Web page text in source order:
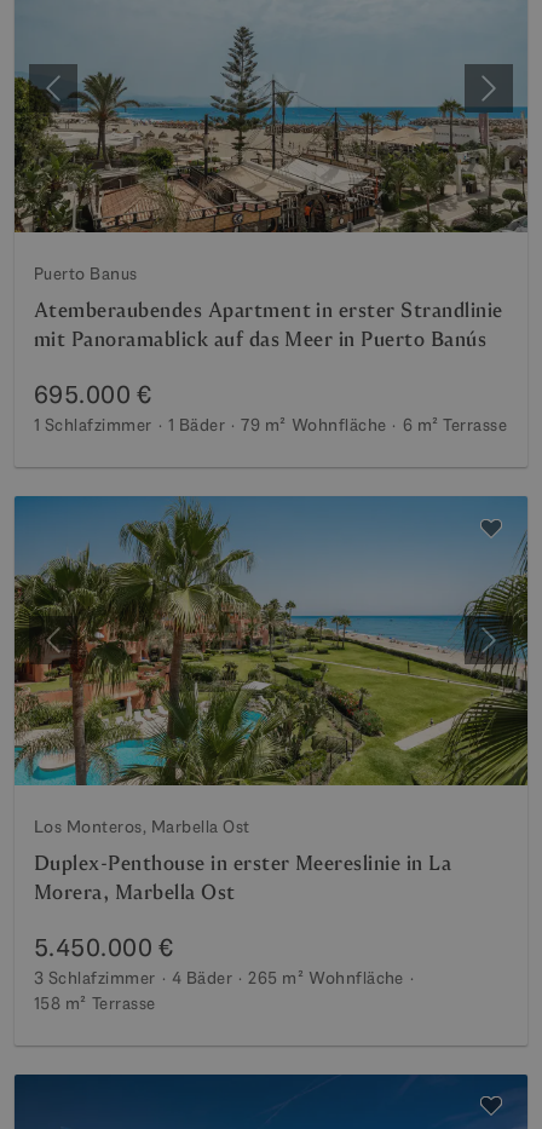
Vorherige
Puerto Banus
Atemberaubendes Apartment in erster Strandlinie
mit Panoramablick auf das Meer in Puerto Banús
695.000 €
1 Schlafzimmer 1 Bäder 79 m² Wohnfläche 6 m² Terrasse
Vorherige
Los Monteros, Marbella Ost
Duplex-Penthouse in erster Meereslinie in La
Morera, Marbella Ost
5.450.000 €
3 Schlafzimmer 4 Bäder 265 m² Wohnfläche
158 m² Terrasse